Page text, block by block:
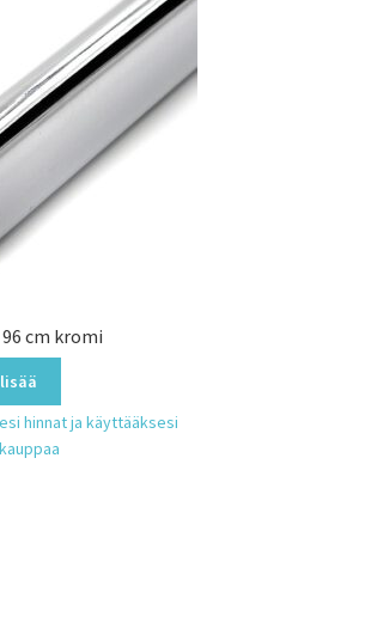
cm kromi
hinnat ja käyttääksesi